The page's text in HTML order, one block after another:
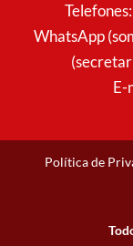
WhatsApp
E-
Política de